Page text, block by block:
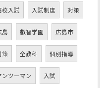
校入試 入試制度 対策
島 叡智学園 広島市
策 全教科 個別指導
ンツーマン 入試